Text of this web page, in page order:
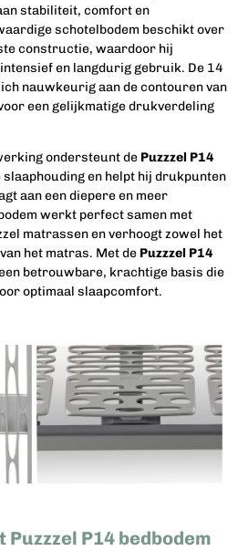
stabiliteit, comfort en
schotelbodem beschikt over
constructie, waardoor hij
en langdurig gebruik. De 14
nauwkeurig aan de contouren van
een gelijkmatige drukverdeling
ondersteunt de Puzzzel P14
slaaphouding en helpt hij drukpunten
aan een diepere en meer
werkt perfect samen met
matrassen en verhoogt zowel het
het matras. Met de Puzzzel P14
betrouwbare, krachtige basis die
optimaal slaapcomfort.
Puzzzel P14 bedbodem